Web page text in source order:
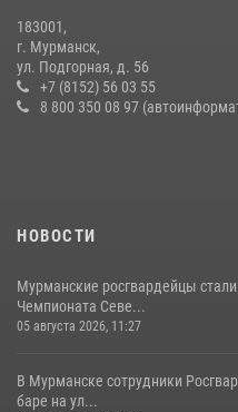
избирательной комиссии
безопасности в период выборов
16 июля 2026, 07:26
183001,
г. Мурманск,
ул. Подгорная, д. 56
+7 (8152) 56 03 55
8 800 350 08 97
НОВОСТИ
Мурманские росгвардейцы
Чемпионата Севе...
05 августа 2026, 11:27
В Мурманске сотрудники
баре на ул...